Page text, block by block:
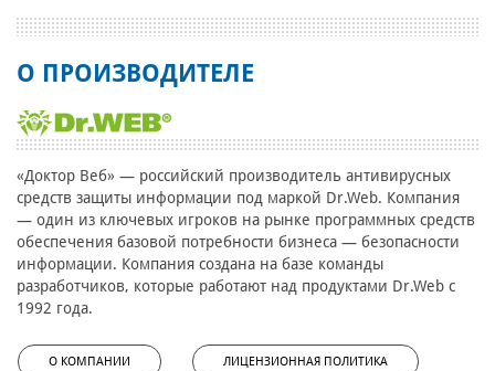
О ПРОИЗВОДИТЕЛЕ
«Доктор Веб» — российский производитель антивирусных
средств защиты информации под маркой Dr.Web. Компания
— один из ключевых игроков на рынке программных средств
обеспечения базовой потребности бизнеса — безопасности
информации. Компания создана на базе команды
разработчиков, которые работают над продуктами Dr.Web с
1992 года.
О КОМПАНИИ ЛИЦЕНЗИОННАЯ ПОЛИТИКА